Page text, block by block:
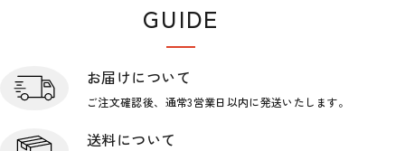
GUIDE
お届けについて
ご注文確認後、通常3営業日以内に発送いたします。
送料について